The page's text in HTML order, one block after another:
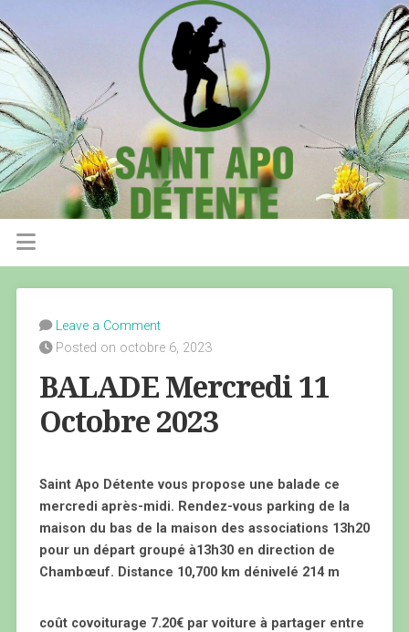
Leave a Comment
Posted on octobre 6, 2023
BALADE Mercredi 11
Octobre 2023
Saint Apo Détente vous propose une balade ce
mercredi après-midi. Rendez-vous parking de la
maison du bas de la maison des associations 13h20
pour un départ groupé à13h30 en direction de
Chambœuf. Distance 10,700 km dénivelé 214 m
coût covoiturage 7.20€ par voiture à partager entre